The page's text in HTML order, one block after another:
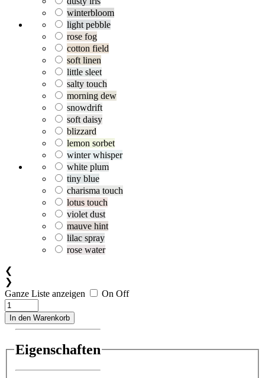
winterbloom
light pebble
rose fog
cotton field
soft linen
little sleet
salty touch
morning dew
snowdrift
soft daisy
blizzard
lemon sorbet
winter whisper
white plum
tiny blue
charisma touch
lotus touch
violet dust
mauve hint
lilac spray
rose water
❮
❯
Ganze Liste anzeigen
On Off
In den Warenkorb
Eigenschaften